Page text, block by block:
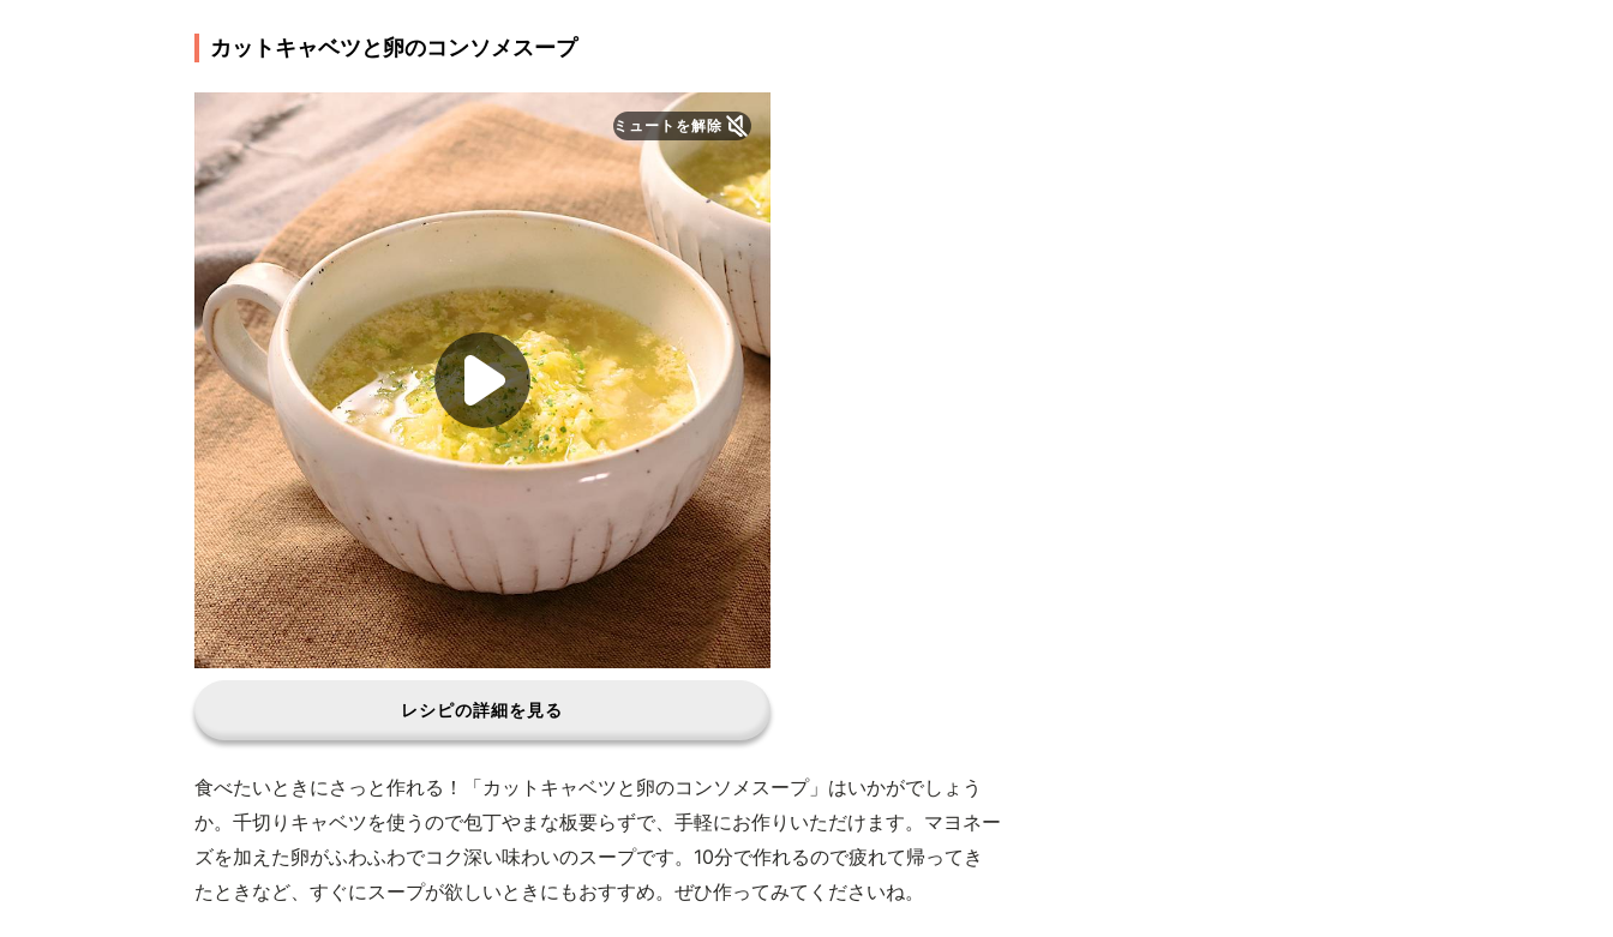
カットキャベツと卵のコンソメスープ
ミュートを解除
レシピの詳細を見る
食べたいときにさっと作れる！「カットキャベツと卵のコンソメスープ」はいかがでしょう
か。千切りキャベツを使うので包丁やまな板要らずで、手軽にお作りいただけます。マヨネー
ズを加えた卵がふわふわでコク深い味わいのスープです。10分で作れるので疲れて帰ってき
たときなど、すぐにスープが欲しいときにもおすすめ。ぜひ作ってみてくださいね。